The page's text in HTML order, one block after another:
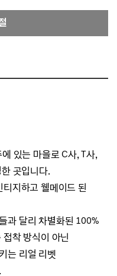
있는 마을로 C사, T사,
곳입니다.
지하고 웰메이드 된
과 달리 차별화된 100%
접착 방식이 아닌
는 리얼 리벳